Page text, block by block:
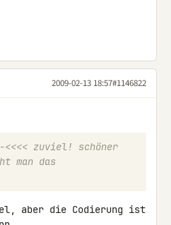
2009-02-13 18:57#1146822
zuviel! schöner
man das
aber die Codierung ist